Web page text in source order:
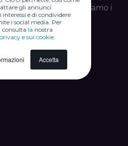
gli annunci
e di condividere
i social media. Per
la nostra
e sui cookie.
Accetta
e massimizziamo i
risultati.